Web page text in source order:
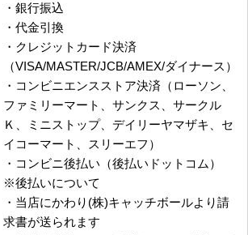
・銀行振込
・代金引換
・クレジットカード決済
（VISA/MASTER/JCB/AMEX/ダイナース）
・コンビニエンスストア決済（ローソン、
ファミリーマート、サンクス、サークル
Ｋ、ミニストップ、デイリーヤマザキ、セ
イコーマート、スリーエフ）
・コンビニ後払い（後払いドットコム）
※後払いについて
・当店にかわり(株)キャッチボールより請
求書が送られます